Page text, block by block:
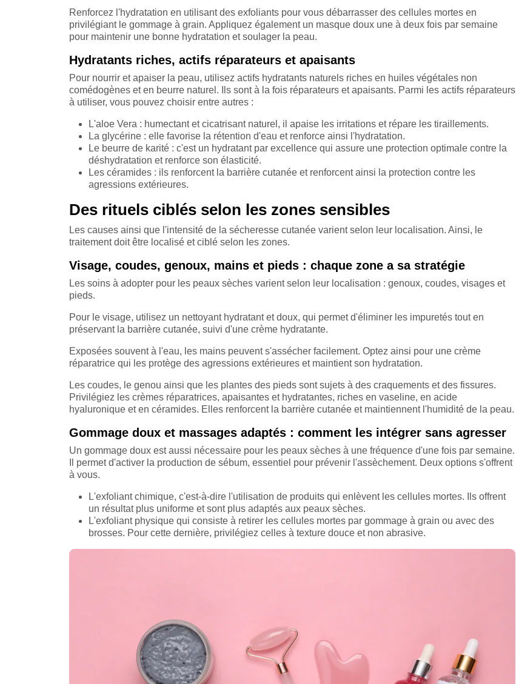
Renforcez l'hydratation en utilisant des exfoliants pour vous débarrasser des cellules mortes en
privilégiant le gommage à grain. Appliquez également un masque doux une à deux fois par semaine
pour maintenir une bonne hydratation et soulager la peau.
Hydratants riches, actifs réparateurs et apaisants
Pour nourrir et apaiser la peau, utilisez actifs hydratants naturels riches en huiles végétales non
comédogènes et en beurre naturel. Ils sont à la fois réparateurs et apaisants. Parmi les actifs réparateurs
à utiliser, vous pouvez choisir entre autres :
L'aloe Vera : humectant et cicatrisant naturel, il apaise les irritations et répare les tiraillements.
La glycérine : elle favorise la rétention d'eau et renforce ainsi l'hydratation.
Le beurre de karité : c'est un hydratant par excellence qui assure une protection optimale contre la
déshydratation et renforce son élasticité.
Les céramides : ils renforcent la barrière cutanée et renforcent ainsi la protection contre les
agressions extérieures.
Des rituels ciblés selon les zones sensibles
Les causes ainsi que l'intensité de la sécheresse cutanée varient selon leur localisation. Ainsi, le
traitement doit être localisé et ciblé selon les zones.
Visage, coudes, genoux, mains et pieds : chaque zone a sa stratégie
Les soins à adopter pour les peaux sèches varient selon leur localisation : genoux, coudes, visages et
pieds.
Pour le visage, utilisez un nettoyant hydratant et doux, qui permet d'éliminer les impuretés tout en
préservant la barrière cutanée, suivi d'une crème hydratante.
Exposées souvent à l'eau, les mains peuvent s'assécher facilement. Optez ainsi pour une crème
réparatrice qui les protège des agressions extérieures et maintient son hydratation.
Les coudes, le genou ainsi que les plantes des pieds sont sujets à des craquements et des fissures.
Privilégiez les crèmes réparatrices, apaisantes et hydratantes, riches en vaseline, en acide
hyaluronique et en céramides. Elles renforcent la barrière cutanée et maintiennent l'humidité de la peau.
Gommage doux et massages adaptés : comment les intégrer sans agresser
Un gommage doux est aussi nécessaire pour les peaux sèches à une fréquence d'une fois par semaine.
Il permet d'activer la production de sébum, essentiel pour prévenir l'assèchement. Deux options s'offrent
à vous.
L'exfoliant chimique, c'est-à-dire l'utilisation de produits qui enlèvent les cellules mortes. Ils offrent
un résultat plus uniforme et sont plus adaptés aux peaux sèches.
L'exfoliant physique qui consiste à retirer les cellules mortes par gommage à grain ou avec des
brosses. Pour cette dernière, privilégiez celles à texture douce et non abrasive.